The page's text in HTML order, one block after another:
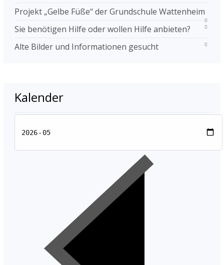
Projekt „Gelbe Füße“ der Grundschule Wattenheim
Sie benötigen Hilfe oder wollen Hilfe anbieten?
Alte Bilder und Informationen gesucht
Kalender